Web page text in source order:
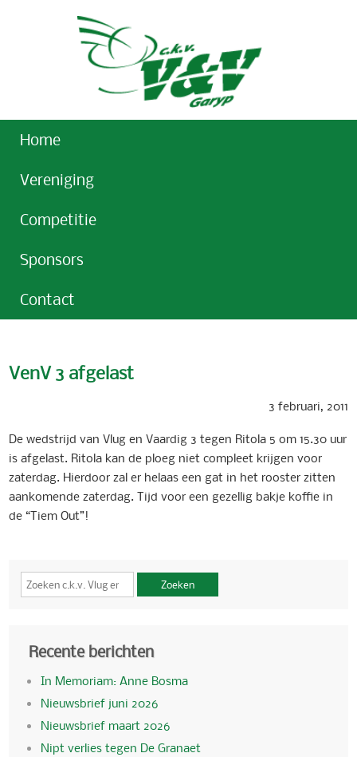
Home
Vereniging
Competitie
Sponsors
Contact
VenV 3 afgelast
3 februari, 2011
De wedstrijd van Vlug en Vaardig 3 tegen Ritola 5 om 15.30 uur
is afgelast. Ritola kan de ploeg niet compleet krijgen voor
zaterdag. Hierdoor zal er helaas een gat in het rooster zitten
aankomende zaterdag. Tijd voor een gezellig bakje koffie in
de “Tiem Out”!
Zoeken
Recente berichten
In Memoriam: Anne Bosma
Nieuwsbrief juni 2026
Nieuwsbrief maart 2026
Nipt verlies tegen De Granaet